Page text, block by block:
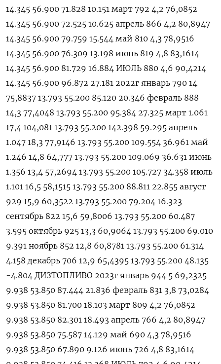
14.345 56.900 71.828 10.151 март 792 4,2 76,0852
14.345 56.900 72.525 10.625 апрель 866 4,2 80,8947
14.345 56.900 79.759 15.544 май 810 4,3 78,9516
14.345 56.900 76.309 13.198 июнь 819 4,8 83,1614
14.345 56.900 81.729 16.884 ИЮЛЬ 880 4,6 90,4214
14.345 56.900 96.872 27.181 2022г январь 790 14
75,8837 13.793 55.200 85.120 20.346 февраль 888
14,3 77,4048 13.793 55.200 95.384 27.325 март 1.061
17,4 104,081 13.793 55.200 142.398 59.295 апрель
1.047 18,3 77,9146 13.793 55.200 109.554 36.961 май
1.246 14,8 64,777 13.793 55.200 109.069 36.631 июнь
1.356 13,4 57,2694 13.793 55.200 105.727 34.358 июль
1.101 16,5 58,1515 13.793 55.200 88.811 22.855 август
929 15,9 60,3522 13.793 55.200 79.204 16.323
сентябрь 822 15,6 59,8006 13.793 55.200 60.487
3.595 октябрь 925 13,3 60,9064 13.793 55.200 69.010
9.391 ноябрь 852 12,8 60,8781 13.793 55.200 61.314
4.158 декабрь 706 12,9 65,4395 13.793 55.200 48.135
-4.804 ДИЗТОПЛИВО 2023г январь 944 5 69,2325
9.938 53.850 87.444 21.836 февраль 831 3,8 73,0284
9.938 53.850 81.700 18.103 март 809 4,2 76,0852
9.938 53.850 82.301 18.493 апрель 766 4,2 80,8947
9.938 53.850 75.587 14.129 май 690 4,3 78,9516
9.938 53.850 67.890 9.126 июнь 726 4,8 83,1614